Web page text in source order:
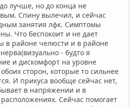
лучше, но до конца не
Спину вылечил, и сейчас
занятия лфк. Симптомы
Что беспокоит и не дает
в районе челюсти и в районе
- будто я
и дискомфорт на уровне
сторон, которые то сильнее
И прикуса вообще сейчас нет,
в напряжении и в
Сейчас помогает